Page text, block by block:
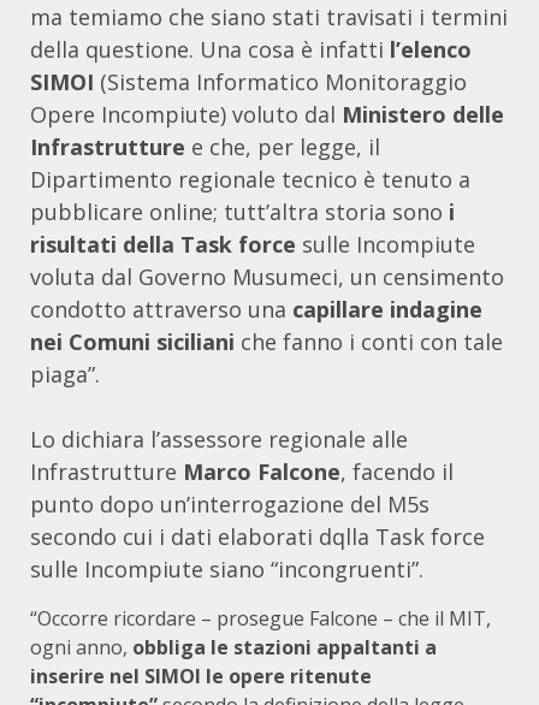
ma temiamo che siano stati travisati i termini
della questione. Una cosa è infatti l’elenco
SIMOI (Sistema Informatico Monitoraggio
Opere Incompiute) voluto dal Ministero delle
Infrastrutture e che, per legge, il
Dipartimento regionale tecnico è tenuto a
pubblicare online; tutt’altra storia sono i
risultati della Task force sulle Incompiute
voluta dal Governo Musumeci, un censimento
condotto attraverso una capillare indagine
nei Comuni siciliani che fanno i conti con tale
piaga”.
Lo dichiara l’assessore regionale alle
Infrastrutture Marco Falcone, facendo il
punto dopo un’interrogazione del M5s
secondo cui i dati elaborati dqlla Task force
sulle Incompiute siano “incongruenti”.
“Occorre ricordare – prosegue Falcone – che il MIT,
ogni anno, obbliga le stazioni appaltanti a
inserire nel SIMOI le opere ritenute